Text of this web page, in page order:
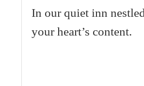
In our quiet inn
your heart’s content.